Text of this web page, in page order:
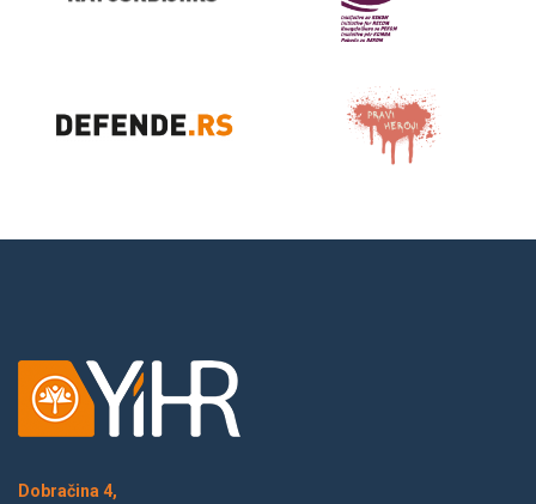
Dobračina 4,